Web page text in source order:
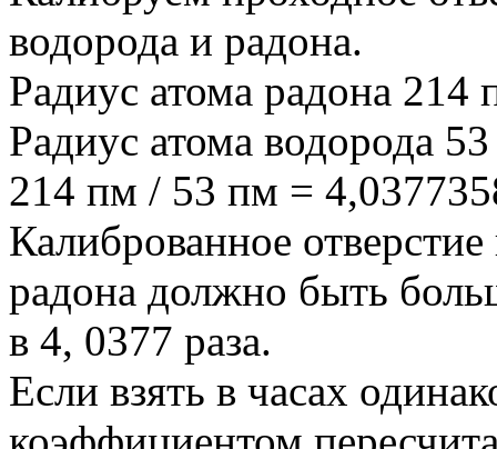
водорода и радона.
Радиус атома радона 214
Радиус атома водорода
214 пм / 53 пм =
Калиброванное
радона должно быть
в 4, 0377 раза.
Если взять в часах